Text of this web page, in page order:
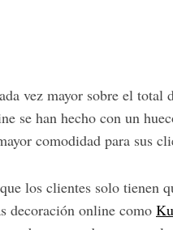
vez mayor sobre el total
se han hecho con un
comodidad para sus
los clientes solo tienen
decoración online como